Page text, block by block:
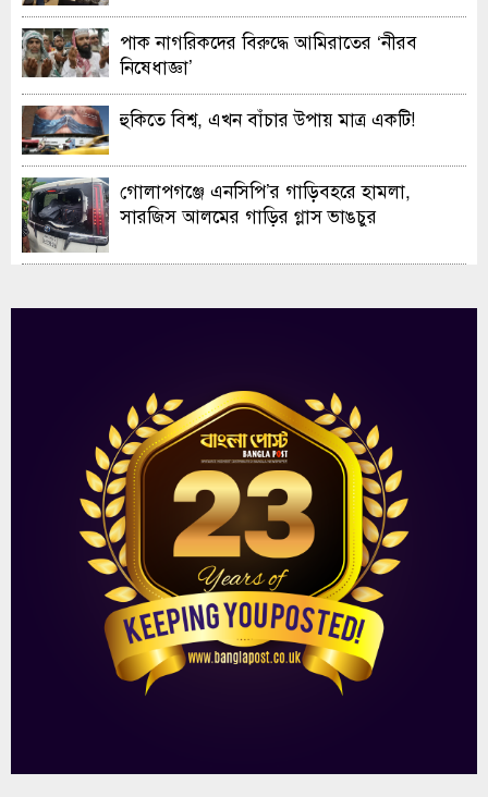
পাক নাগরিকদের বিরুদ্ধে আমিরাতের ‘নীরব
নিষেধাজ্ঞা’
হুকিতে বিশ্ব, এখন বাঁচার উপায় মাত্র একটি!
গোলাপগঞ্জে এনসিপি’র গাড়িবহরে হামলা,
সারজিস আলমের গাড়ির গ্লাস ভাঙচুর